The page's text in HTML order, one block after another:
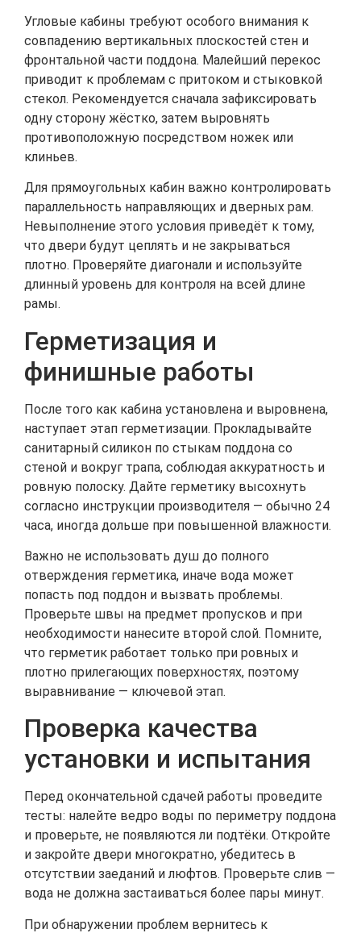
Угловые кабины требуют особого внимания к
совпадению вертикальных плоскостей стен и
фронтальной части поддона. Малейший перекос
приводит к проблемам с притоком и стыковкой
стекол. Рекомендуется сначала зафиксировать
одну сторону жёстко, затем выровнять
противоположную посредством ножек или
клиньев.
Для прямоугольных кабин важно контролировать
параллельность направляющих и дверных рам.
Невыполнение этого условия приведёт к тому,
что двери будут цеплять и не закрываться
плотно. Проверяйте диагонали и используйте
длинный уровень для контроля на всей длине
рамы.
Герметизация и
финишные работы
После того как кабина установлена и выровнена,
наступает этап герметизации. Прокладывайте
санитарный силикон по стыкам поддона со
стеной и вокруг трапа, соблюдая аккуратность и
ровную полоску. Дайте герметику высохнуть
согласно инструкции производителя — обычно 24
часа, иногда дольше при повышенной влажности.
Важно не использовать душ до полного
отверждения герметика, иначе вода может
попасть под поддон и вызвать проблемы.
Проверьте швы на предмет пропусков и при
необходимости нанесите второй слой. Помните,
что герметик работает только при ровных и
плотно прилегающих поверхностях, поэтому
выравнивание — ключевой этап.
Проверка качества
установки и испытания
Перед окончательной сдачей работы проведите
тесты: налейте ведро воды по периметру поддона
и проверьте, не появляются ли подтёки. Откройте
и закройте двери многократно, убедитесь в
отсутствии заеданий и люфтов. Проверьте слив —
вода не должна застаиваться более пары минут.
При обнаружении проблем вернитесь к